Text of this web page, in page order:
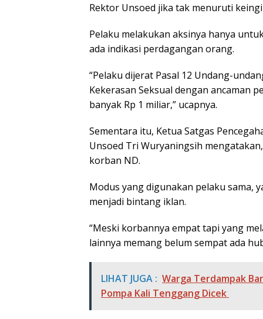
Rektor Unsoed jika tak menuruti
Pelaku melakukan aksinya hanya
ada indikasi perdagangan orang.
“Pelaku dijerat Pasal 12 Undang-
Kekerasan Seksual dengan ancaman
banyak Rp 1 miliar,” ucapnya.
Sementara itu, Ketua Satgas
Unsoed Tri Wuryaningsih
korban ND.
Modus yang digunakan pelaku sama,
menjadi bintang iklan.
“Meski korbannya empat tapi yang
lainnya memang belum sempat ada
LIHAT JUGA : Warga Terdampak
Pompa Kali Tenggang Dicek